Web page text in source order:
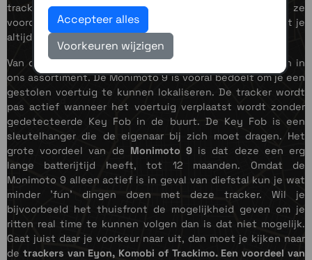
tracker. Het voordeel van de smart trackers is dat ze
voordeliger zijn en een stuk compacter het nadeel is dat je
altijd afhankelijk bent van telefoons in de buurt.
Van de GPS trackers hebben we verschillende varianten in
ons assortiment. De Monimoto 9 is vooral bedoelt om je een
gestolen voertuig te kunnen lokaliseren. De tracker wordt
pas actief wanneer het voertuig verplaatst wordt zonder
gedetecteerde Key Fob in de buurt. De Key Fob is een
sleutelhanger die de eigenaar bij zich moet dragen. Het
grote voordeel van de Monimoto 9 is dat deze een erg
lange batterijtijd heeft, tot 12 maanden. Omdat de
Monimoto 9 alleen actief is in geval van diefstal kun je wat
minder 'fun' dingen doen met deze tracker. Wil je
bijvoorbeeld het thuisfront de mogelijkheid geven om je
ritten real time te kunnen volgen dan is dat niet mogelijk.
Gaat juist daar je voorkeur naar uit, dan moet je kijken naar
de trackers van Eyon, Komobi of Trackimo. Een voordeel van
Accepteer alles
Voorkeuren wijzigen